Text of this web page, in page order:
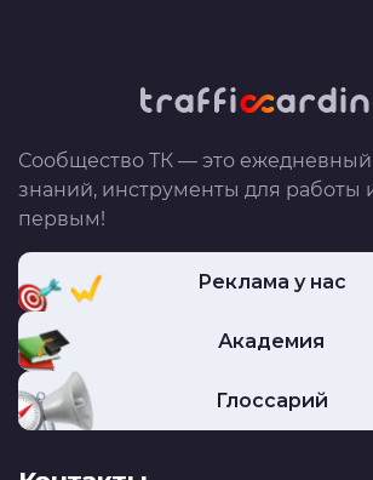
Сообщество ТК — это ежедневный
знаний, инструменты для работы
первым!
Реклама у нас
Академия
Глоссарий